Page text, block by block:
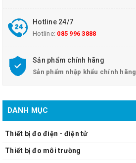
Hotline 24/7
Hotline: 085 996 3888
Sản phẩm chính hãng
Sản phẩm nhập khẩu chính hãng
DANH MỤC
Thiết bị đo điện - điện tử
Thiết bị đo môi trường